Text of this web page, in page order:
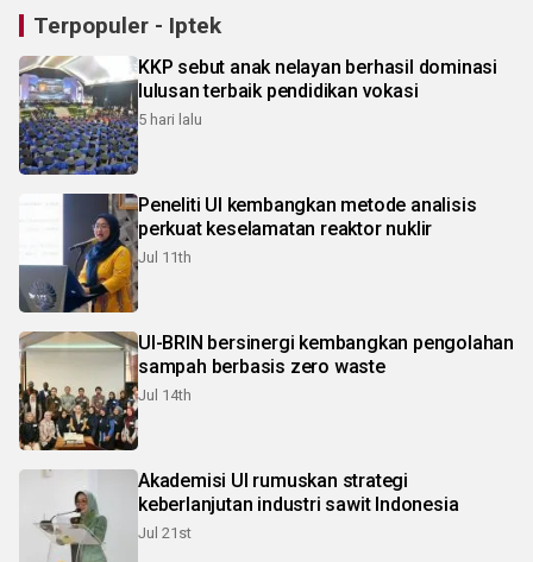
Terpopuler - Iptek
KKP sebut anak nelayan berhasil dominasi
lulusan terbaik pendidikan vokasi
5 hari lalu
Peneliti UI kembangkan metode analisis
perkuat keselamatan reaktor nuklir
Jul 11th
UI-BRIN bersinergi kembangkan pengolahan
sampah berbasis zero waste
Jul 14th
Akademisi UI rumuskan strategi
keberlanjutan industri sawit Indonesia
Jul 21st